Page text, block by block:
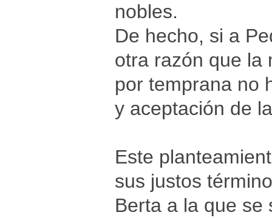
nobles.
De hecho, si a
otra razón que la
por temprana no
y aceptación de
Este
sus justos
Berta a la que se